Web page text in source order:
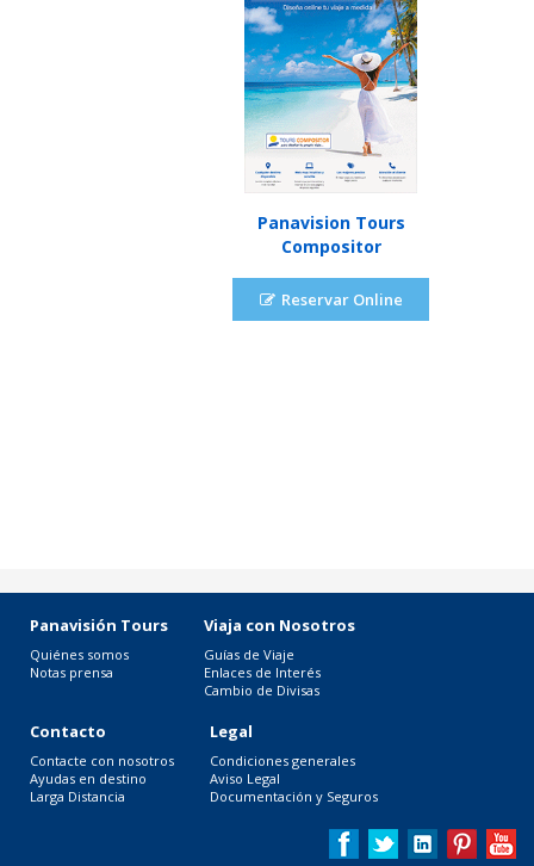
Panavision Tours
Compositor
Reservar Online
Panavisión Tours
Quiénes somos
Notas prensa
Viaja con Nosotros
Guías de Viaje
Enlaces de Interés
Cambio de Divisas
Contacto
Contacte con nosotros
Ayudas en destino
Larga Distancia
Legal
Condiciones generales
Aviso Legal
Documentación y Seguros